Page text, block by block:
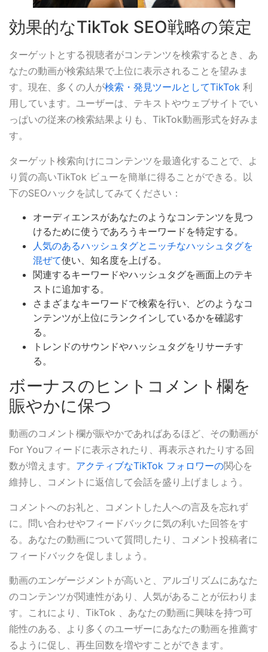
効果的なTikTok SEO戦略の策定
ターゲットとする視聴者がコンテンツを検索するとき、あ
なたの動画が検索結果で上位に表示されることを望みま
す。現在、多くの人が検索・発見ツールとしてTikTok 利
用しています。ユーザーは、テキストやウェブサイトでい
っぱいの従来の検索結果よりも、TikTok動画形式を好みま
す。
ターゲット検索向けにコンテンツを最適化することで、よ
り質の高いTikTok ビューを簡単に得ることができる。以
下のSEOハックを試してみてください：
オーディエンスがあなたのようなコンテンツを見つ
けるために使うであろうキーワードを特定する。
人気のあるハッシュタグとニッチなハッシュタグを
混ぜて使い、知名度を上げる。
関連するキーワードやハッシュタグを画面上のテキ
ストに追加する。
さまざまなキーワードで検索を行い、どのようなコ
ンテンツが上位にランクインしているかを確認す
る。
トレンドのサウンドやハッシュタグをリサーチす
る。
ボーナスのヒントコメント欄を
賑やかに保つ
動画のコメント欄が賑やかであればあるほど、その動画が
For Youフィードに表示されたり、再表示されたりする回
数が増えます。 アクティブなTikTok フォロワーの関心を
維持し、コメントに返信して会話を盛り上げましょう。
コメントへのお礼と、コメントした人への言及を忘れず
に。問い合わせやフィードバックに気の利いた回答をす
る。あなたの動画について質問したり、コメント投稿者に
フィードバックを促しましょう。
動画のエンゲージメントが高いと、アルゴリズムにあなた
のコンテンツが関連性があり、人気があることが伝わりま
す。これにより、TikTok 、あなたの動画に興味を持つ可
能性のある、より多くのユーザーにあなたの動画を推薦す
るように促し、再生回数を増やすことができます。